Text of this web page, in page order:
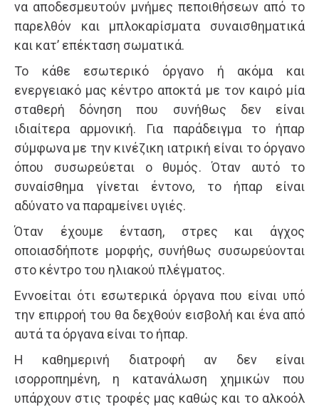
να αποδεσμευτούν μνήμες πεποιθήσεων από το
παρελθόν και μπλοκαρίσματα συναισθηματικά
και κατ’ επέκταση σωματικά.
Το κάθε εσωτερικό όργανο ή ακόμα και
ενεργειακό μας κέντρο αποκτά με τον καιρό μία
σταθερή δόνηση που συνήθως δεν είναι
ιδιαίτερα αρμονική. Για παράδειγμα το ήπαρ
σύμφωνα με την κινέζικη ιατρική είναι το όργανο
όπου συσωρεύεται ο θυμός. Όταν αυτό το
συναίσθημα γίνεται έντονο, το ήπαρ είναι
αδύνατο να παραμείνει υγιές.
Όταν έχουμε ένταση, στρες και άγχος
οποιασδήποτε μορφής, συνήθως συσωρεύονται
στο κέντρο του ηλιακού πλέγματος.
Εννοείται ότι εσωτερικά όργανα που είναι υπό
την επιρροή του θα δεχθούν εισβολή και ένα από
αυτά τα όργανα είναι το ήπαρ.
Η καθημερινή διατροφή αν δεν είναι
ισορροπημένη, η κατανάλωση χημικών που
υπάρχουν στις τροφές μας καθώς και το αλκοόλ